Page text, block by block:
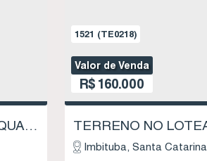
TERRENO NO BOSQUE IMBITUBA - QUADRA 02 LOTE 04 - SAMBAQUI - IMBITUBA SC
1521 (TE0218)
R$ 160.000
Valor de Venda
Imbituba Santa Catarina